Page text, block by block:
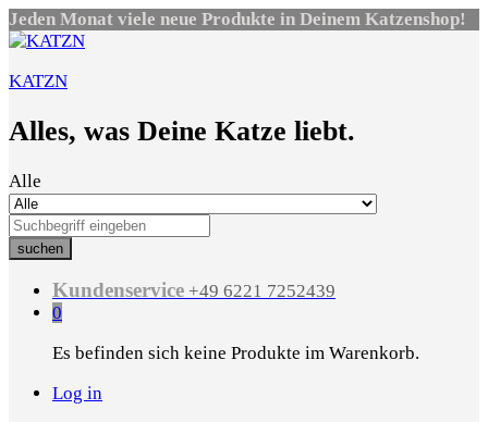
Jeden Monat viele neue Produkte in Deinem Katzenshop!
KATZN
Alles, was Deine Katze liebt.
Alle
suchen
Kundenservice +49 6221 7252439
0
Es befinden sich keine Produkte im Warenkorb.
Log in